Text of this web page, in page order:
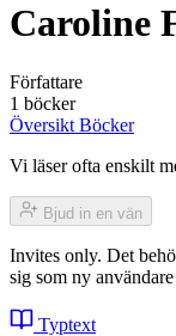
Caroline
Författare
1 böcker
Översikt Böcker
Vi läser ofta enskilt
Bjud in en vän
Invites only. Det
sig som ny
Typtext